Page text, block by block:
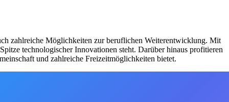
zahlreiche Möglichkeiten zur beruflichen Weiterentwicklung. Mit
technologischer Innovationen steht. Darüber hinaus profitieren
und zahlreiche Freizeitmöglichkeiten bietet.